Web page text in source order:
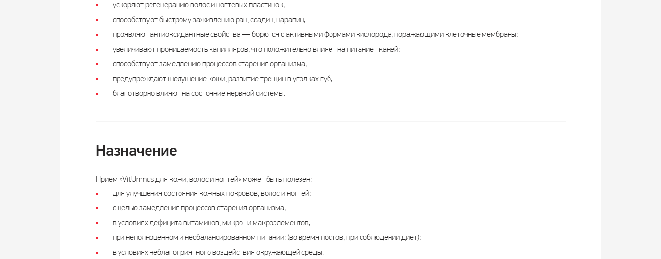
ускоряют регенерацию волос и ногтевых пластинок;
способствуют быстрому заживлению ран, ссадин, царапин;
проявляют антиоксидантные свойства — борются с активными формами кислорода, поражающими клеточные мембраны;
увеличивают проницаемость капилляров, что положительно влияет на питание тканей;
способствуют замедлению процессов старения организма;
предупреждают шелушение кожи, развитие трещин в уголках губ;
благотворно влияют на состояние нервной системы.
Назначение
Прием «VitUmnus для кожи, волос и ногтей» может быть полезен:
для улучшения состояния кожных покровов, волос и ногтей;
с целью замедления процессов старения организма;
в условиях дефицита витаминов, микро- и макроэлементов;
при неполноценном и несбалансированном питании: (во время постов, при соблюдении диет);
в условиях неблагоприятного воздействия окружающей среды.